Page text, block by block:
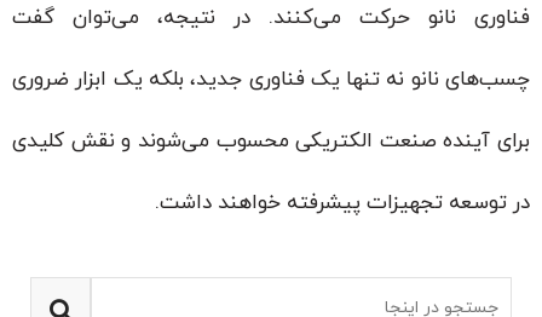
فناوری نانو حرکت می‌کنند. در نتیجه، می‌توان گفت
چسب‌های نانو نه تنها یک فناوری جدید، بلکه یک ابزار ضروری
برای آینده صنعت الکتریکی محسوب می‌شوند و نقش کلیدی
در توسعه تجهیزات پیشرفته خواهند داشت.